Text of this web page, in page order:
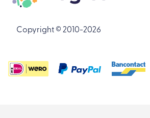
Copyright © 2010-2026